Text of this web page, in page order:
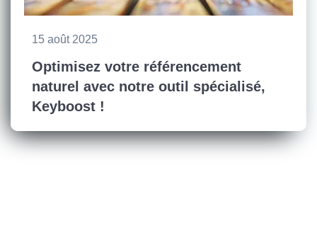
15 août 2025
Optimisez votre référencement
naturel avec notre outil spécialisé,
Keyboost !